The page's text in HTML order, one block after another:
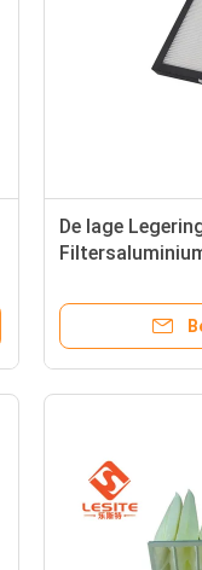
De lage
Airconditioning